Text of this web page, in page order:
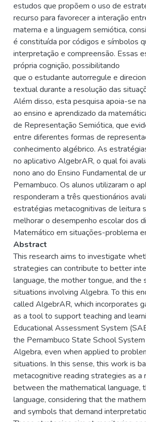
estudos que propõem o uso de
recurso para favorecer a interação
materna e a linguagem semiótica,
é constituída por códigos e símbolos
interpretação e compreensão. Essas
própria cognição, possibilitando
que o estudante autorregule e
textual durante a resolução das
Além disso, esta pesquisa apoia-se
ao ensino e aprendizado da
de Representação Semiótica, que
entre diferentes formas de
conhecimento algébrico. As
no aplicativo AlgebrAR, o qual foi
nono ano do Ensino Fundamental de
Pernambuco. Os alunos utilizaram o
responderam a três questionários
estratégias metacognitivas de leitura
melhorar o desempenho escolar dos
Matemático em situações-problema
Abstract
This research aims to investigate
strategies can contribute to better
language, the mother tongue, and
situations involving Algebra. To this
called AlgebrAR, which incorporates
as a tool to support teaching and
Educational Assessment System
the Pernambuco State School
Algebra, even when applied to
situations. In this sense, this work is
metacognitive reading strategies as
between the mathematical language,
language, considering that the
and symbols that demand